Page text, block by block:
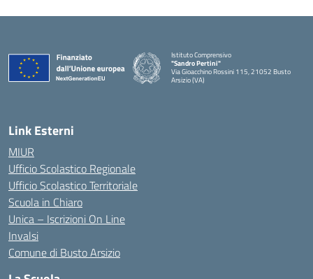
Istituto Comprensivo
"Sandro Pertini"
Via Gioacchino Rossini 115, 21052 Busto
Arsizio (VA)
Link Esterni
MIUR
Ufficio Scolastico Regionale
Ufficio Scolastico Territoriale
Scuola in Chiaro
Unica – Iscrizioni On Line
Invalsi
Comune di Busto Arsizio